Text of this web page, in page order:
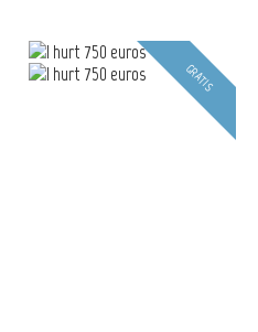
GRATIS